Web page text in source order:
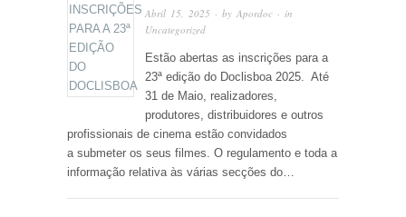
Abril 15, 2025 · byApordoc · in
Uncategorized
Estão abertas as inscrições para a
23ª edição do Doclisboa 2025. Até
31 de Maio, realizadores,
produtores, distribuidores e outros
profissionais de cinema estão convidados
a submeter os seus filmes. O regulamento e toda a
informação relativa às várias secções do…